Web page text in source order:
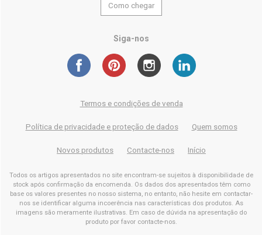
Como chegar
Siga-nos
Termos e condições de venda
Política de privacidade e proteção de dados Quem somos
Novos produtos Contacte-nos Início
Todos os artigos apresentados no site encontram-se sujeitos à disponibilidade de
stock após confirmação da encomenda. Os dados dos apresentados têm como
base os valores presentes no nosso sistema, no entanto, não hesite em contactar-
nos se identificar alguma incoerência nas características dos produtos. As
imagens são meramente ilustrativas. Em caso de dúvida na apresentação do
produto por favor contacte-nos.